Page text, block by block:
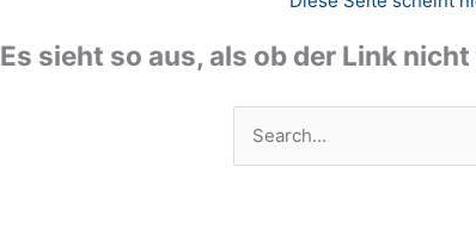
Es sieht so aus, als ob der Link
Suchen
nach: